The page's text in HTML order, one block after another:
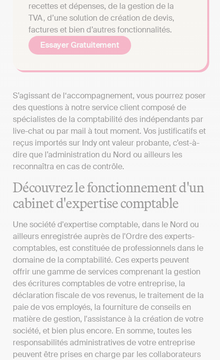
recettes et dépenses, de la gestion de la
TVA, d’une solution de création de devis,
factures et bien d’autres fonctionnalités.
Essayer Gratuitement
S’agissant de l‘accompagnement, vous pourrez poser
des questions à notre service client composé de
spécialistes de la comptabilité des indépendants par
live-chat ou par mail à tout moment. Vos justificatifs et
reçus importés sur Indy ont valeur probante, c’est-à-
dire que l’administration du Nord ou ailleurs les
reconnaîtra en cas de contrôle.
Découvrez le fonctionnement d'un
cabinet d'expertise comptable
Une société d'expertise comptable, dans le Nord ou
ailleurs enregistrée auprès de l'Ordre des experts-
comptables, est constituée de professionnels dans le
domaine de la comptabilité. Ces experts peuvent
offrir une gamme de services comprenant la gestion
des écritures comptables de votre entreprise, la
déclaration fiscale de vos revenus, le traitement de la
paie de vos employés, la fourniture de conseils en
matière de gestion, l'assistance à la création de votre
société, et bien plus encore. En somme, toutes les
responsabilités administratives de votre entreprise
peuvent être prises en charge par les collaborateurs